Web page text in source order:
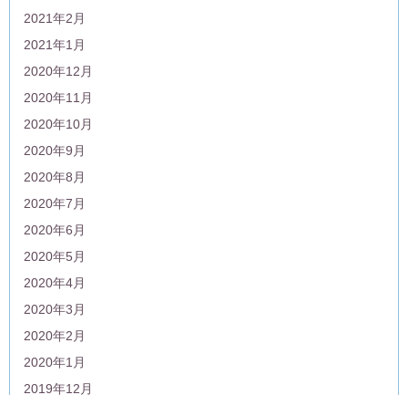
2021年2月
2021年1月
2020年12月
2020年11月
2020年10月
2020年9月
2020年8月
2020年7月
2020年6月
2020年5月
2020年4月
2020年3月
2020年2月
2020年1月
2019年12月